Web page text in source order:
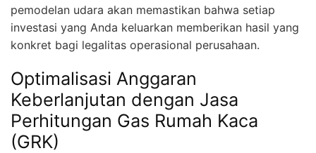
pemodelan udara akan memastikan bahwa setiap
investasi yang Anda keluarkan memberikan hasil yang
konkret bagi legalitas operasional perusahaan.
Optimalisasi Anggaran
Keberlanjutan dengan Jasa
Perhitungan Gas Rumah Kaca
(GRK)